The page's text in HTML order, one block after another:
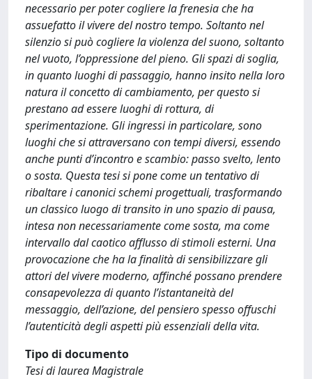
necessario per poter cogliere la frenesia che ha
assuefatto il vivere del nostro tempo. Soltanto nel
silenzio si può cogliere la violenza del suono, soltanto
nel vuoto, l’oppressione del pieno. Gli spazi di soglia,
in quanto luoghi di passaggio, hanno insito nella loro
natura il concetto di cambiamento, per questo si
prestano ad essere luoghi di rottura, di
sperimentazione. Gli ingressi in particolare, sono
luoghi che si attraversano con tempi diversi, essendo
anche punti d’incontro e scambio: passo svelto, lento
o sosta. Questa tesi si pone come un tentativo di
ribaltare i canonici schemi progettuali, trasformando
un classico luogo di transito in uno spazio di pausa,
intesa non necessariamente come sosta, ma come
intervallo dal caotico afflusso di stimoli esterni. Una
provocazione che ha la finalità di sensibilizzare gli
attori del vivere moderno, affinché possano prendere
consapevolezza di quanto l’istantaneità del
messaggio, dell’azione, del pensiero spesso offuschi
l’autenticità degli aspetti più essenziali della vita.
Tipo di documento
Tesi di laurea Magistrale